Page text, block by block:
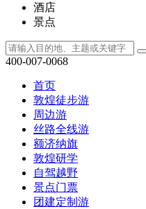
酒店
景点
400-007-0068
首页
敦煌徒步游
周边游
丝路全线游
额济纳旗
敦煌研学
自驾越野
景点门票
团建定制游